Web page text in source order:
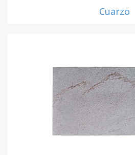
Cuarzo